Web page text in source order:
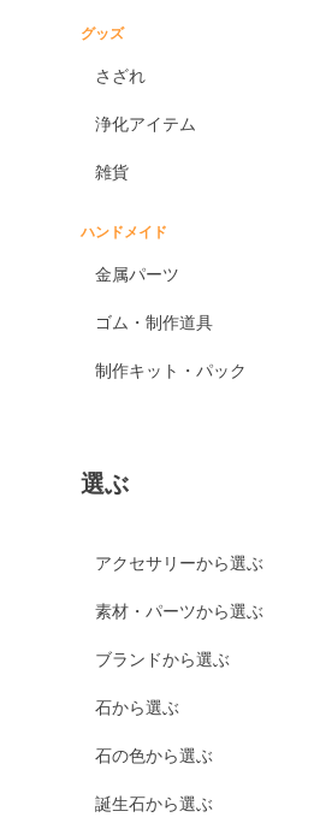
グッズ
さざれ
浄化アイテム
雑貨
ハンドメイド
金属パーツ
ゴム・制作道具
制作キット・パック
選ぶ
アクセサリーから選ぶ
素材・パーツから選ぶ
ブランドから選ぶ
石から選ぶ
石の色から選ぶ
誕生石から選ぶ